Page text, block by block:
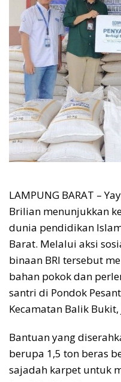
​LAMPUNG BARAT –
Brilian menunjukkan
dunia pendidikan
Barat. Melalui aksi
binaan BRI tersebut
bahan pokok dan
santri di Pondok
Kecamatan Balik Bukit,
​Bantuan yang
berupa 1,5 ton beras
sajadah karpet untuk